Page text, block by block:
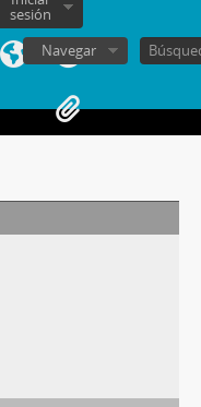
sesión
Navegar